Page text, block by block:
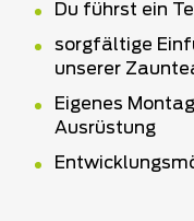
Du führst ein
sorgfältige
unserer
Eigenes
Ausrüstung